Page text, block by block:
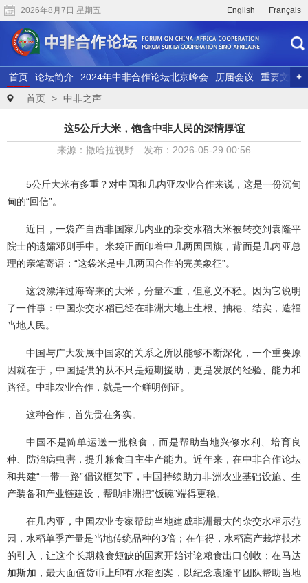
2026年8月7日 星期五 English Français
首页 论坛简介 2024年中非合作论坛北京峰会 历届会议
重要文献
联合研究
精彩视频
首页 > 中非之声
这5公斤大米，饱含中非人民的深情厚谊
来源：撒哈拉视野 发布：2026-05-29 00:56
5公斤大米有多重？对中国和几内亚农业合作来说，这是一份沉甸
甸的“回信”。
近日，一袋产自西非国家几内亚的杂交水稻大米被转交到袁隆平
院士的遗孀邓则手中。米袋正面印着中几两国国旗，背面是几内亚总
理的亲笔寄语：“这袋米是中几两国合作的完美象征”。
这袋漂洋过海寄来的大米，分量不重，但意义不轻。因为它说明
了一件事：中国杂交水稻已经在非洲大地上生根、抽穗、结实，造福
当地人民。
中国与广大发展中国家的关系之所以能够不断深化，一个重要原
因就在于，中国提供的从不只是短期援助，更是发展的经验、能力和
路径。中非农业合作，就是一个鲜明例证。
这种合作，首先贵在务实。
中国不是简单运送一批粮食，而是帮助当地兴修水利、培育良
种、防治病虫害，提升粮食自主生产能力。近年来，在中非合作论坛
和共建“一带一路”倡议框架下，中国持续助力非洲农业基础设施、生
产装备和产业链建设，帮助非洲把“饭碗”端得更稳。
在几内亚，中国农业专家帮助当地建成非洲最大的杂交水稻示范
园，水稻单季产量是当地传统品种的3倍；在乍得，水稻高产栽培技术
的引入，让这个长期粮食短缺的国家开始讨论粮食出口创收；在马达
加斯加，最大面值货币上印有水稻图案，以纪念袁隆平团队帮助当地